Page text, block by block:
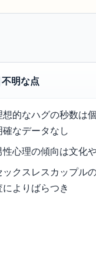
不明な点
想的なハグの秒数は
確なデータなし
性心理の傾向は文化
ックスレスカップル
によりばらつき